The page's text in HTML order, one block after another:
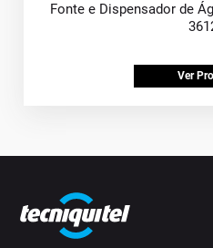
Fonte e Dispensador de
Ver